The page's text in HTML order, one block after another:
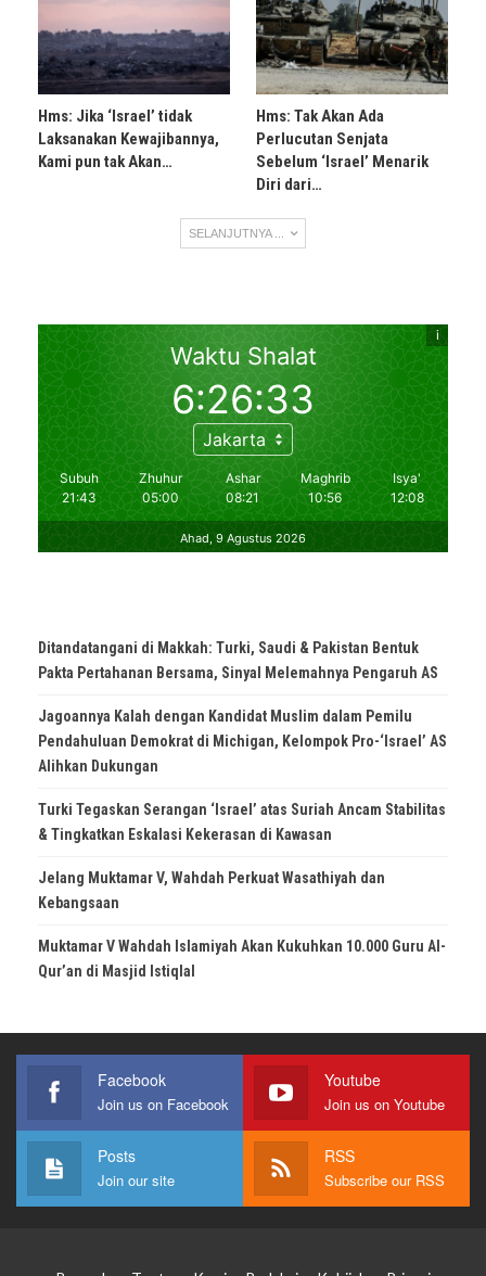
Hms: Jika ‘Israel’ tidak
Laksanakan Kewajibannya,
Kami pun tak Akan…
Hms: Tak Akan Ada
Perlucutan Senjata
Sebelum ‘Israel’ Menarik
Diri dari…
SELANJUTNYA ...
Ditandatangani di Makkah: Turki, Saudi & Pakistan Bentuk
Pakta Pertahanan Bersama, Sinyal Melemahnya Pengaruh AS
Jagoannya Kalah dengan Kandidat Muslim dalam Pemilu
Pendahuluan Demokrat di Michigan, Kelompok Pro-‘Israel’ AS
Alihkan Dukungan
Turki Tegaskan Serangan ‘Israel’ atas Suriah Ancam Stabilitas
& Tingkatkan Eskalasi Kekerasan di Kawasan
Jelang Muktamar V, Wahdah Perkuat Wasathiyah dan
Kebangsaan
Muktamar V Wahdah Islamiyah Akan Kukuhkan 10.000 Guru Al-
Qur’an di Masjid Istiqlal
Facebook
Join us on Facebook
Youtube
Join us on Youtube
Posts
Join our site
RSS
Subscribe our RSS